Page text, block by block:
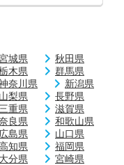
城県
秋田県
木県
群馬県
奈川県
新潟県
山梨県
長野県
三重県
滋賀県
良県
和歌山県
広島県
山口県
知県
福岡県
大分県
宮崎県